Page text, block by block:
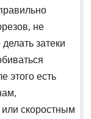
не
затеки
этого есть
скоростным